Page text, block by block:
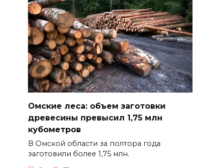
Омские леса: объем заготовки
древесины превысил 1,75 млн
кубометров
В Омской области за полтора года
заготовили более 1,75 млн.